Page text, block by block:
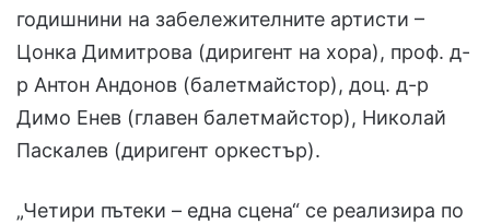
годишнини на забележителните артисти –
Цонка Димитрова (диригент на хора), проф. д-
р Антон Андонов (балетмайстор), доц. д-р
Димо Енев (главен балетмайстор), Николай
Паскалев (диригент оркестър).
„Четири пътеки – една сцена“ се реализира по